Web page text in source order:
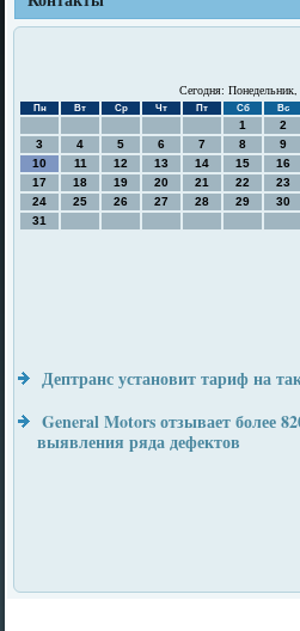
Сегодня: Понедельник,
Пн Вт Ср Чт Пт Сб Вс
1
2
3
4 5 6 7 8
9
10
11 12 13 14 15
16
17
18 19 20 21 22
23
24
25 26 27 28 29
30
31
Дептранс установит тариф на
General Motors отзывает более
выявления ряда дефектов